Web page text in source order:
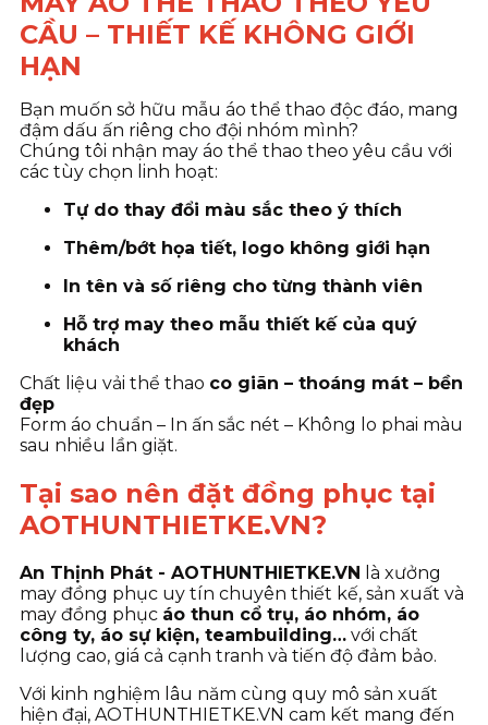
CẦU – THIẾT KẾ KHÔNG GIỚI
HẠN
Bạn muốn sở hữu mẫu áo thể thao độc đáo, mang
đậm dấu ấn riêng cho đội nhóm mình?
Chúng tôi nhận may áo thể thao theo yêu cầu với
các tùy chọn linh hoạt:
Tự do thay đổi màu sắc theo ý thích
Thêm/bớt họa tiết, logo không giới hạn
In tên và số riêng cho từng thành viên
Hỗ trợ may theo mẫu thiết kế của quý
khách
Chất liệu vải thể thao co giãn – thoáng mát – bền
đẹp
Form áo chuẩn – In ấn sắc nét – Không lo phai màu
sau nhiều lần giặt.
Tại sao nên đặt đồng phục tại
AOTHUNTHIETKE.VN?
An Thịnh Phát - AOTHUNTHIETKE.VN là xưởng
may đồng phục uy tín chuyên thiết kế, sản xuất và
may đồng phục áo thun cổ trụ, áo nhóm, áo
công ty, áo sự kiện, teambuilding… với chất
lượng cao, giá cả cạnh tranh và tiến độ đảm bảo.
Với kinh nghiệm lâu năm cùng quy mô sản xuất
hiện đại, AOTHUNTHIETKE.VN cam kết mang đến